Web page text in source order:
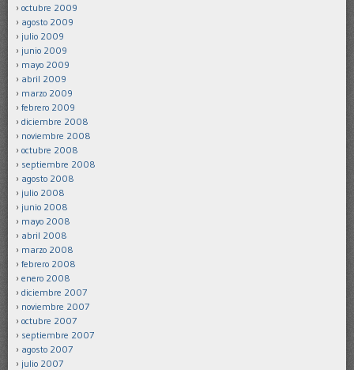
octubre 2009
agosto 2009
julio 2009
junio 2009
mayo 2009
abril 2009
marzo 2009
febrero 2009
diciembre 2008
noviembre 2008
octubre 2008
septiembre 2008
agosto 2008
julio 2008
junio 2008
mayo 2008
abril 2008
marzo 2008
febrero 2008
enero 2008
diciembre 2007
noviembre 2007
octubre 2007
septiembre 2007
agosto 2007
julio 2007